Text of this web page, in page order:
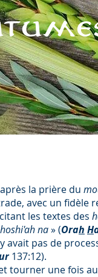
la prière du
avec un fidèle
les textes des
na» (Orah H
avait pas de
137:12).
tourner une fois